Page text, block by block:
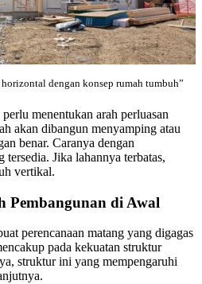
dengan konsep rumah tumbuh”
menentukan arah perluasan
akan dibangun menyamping atau
benar. Caranya dengan
tersedia. Jika lahannya terbatas,
vertikal.
Pembangunan di Awal
perencanaan matang yang digagas
pada kekuatan struktur
struktur ini yang mempengaruhi